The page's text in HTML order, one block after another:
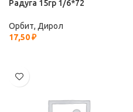
Радуга 15гр 1/6*72
Орбит, Дирол
17,50₽